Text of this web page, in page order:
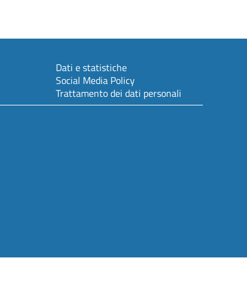
Dati e statistiche
Social Media Policy
Trattamento dei dati personali